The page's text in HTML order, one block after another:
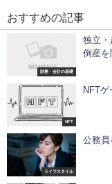
おすすめの記事
財務・会計の基礎
独立・
倒産を
NFT
NFT
ライフスタイル
公務